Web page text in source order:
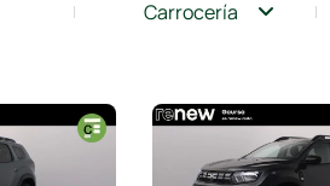
Carrocería